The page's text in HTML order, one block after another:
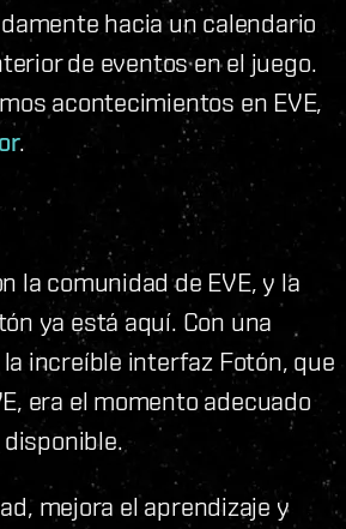
hacia un calendario
de eventos en el juego.
acontecimientos en EVE,
.
la comunidad de EVE, y la
ya está aquí. Con una
increíble interfaz Fotón, que
era el momento adecuado
mejora el aprendizaje y